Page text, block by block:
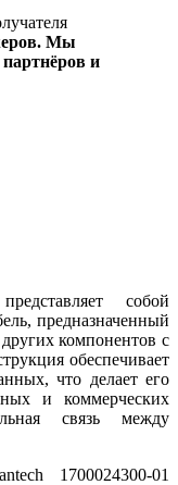
Мы
и
собой
предназначенный
компонентов с
обеспечивает
что делает его
и коммерческих
связь между
1700024300-01